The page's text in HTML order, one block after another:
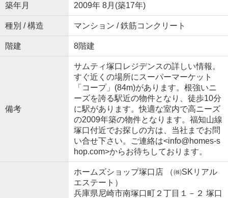
築年月 2009年 8月(築17年)
種別 / 構造 マンション / 鉄筋コンクリート
階建 8階建
備考
サムティ塚口レジデンスの詳しい情報。
すぐ近くの場所にスーパーマーケット
「コープ」(84m)があります。根強いニ
ーズを誇る駅近の物件となり、徒歩10分
に駅があります。快適な室内で高ニーズ
の2009年築の物件となります。福知山線
塚口付近でお探しの方は、当社までお問
い合せ下さい。ご連絡は<info@homes-s
hop.com>からお待ちしております。
ホームズショップ塚口店 （㈱SKリアル
エステート）
兵庫県尼崎市南塚口町２丁目１－２ 塚口